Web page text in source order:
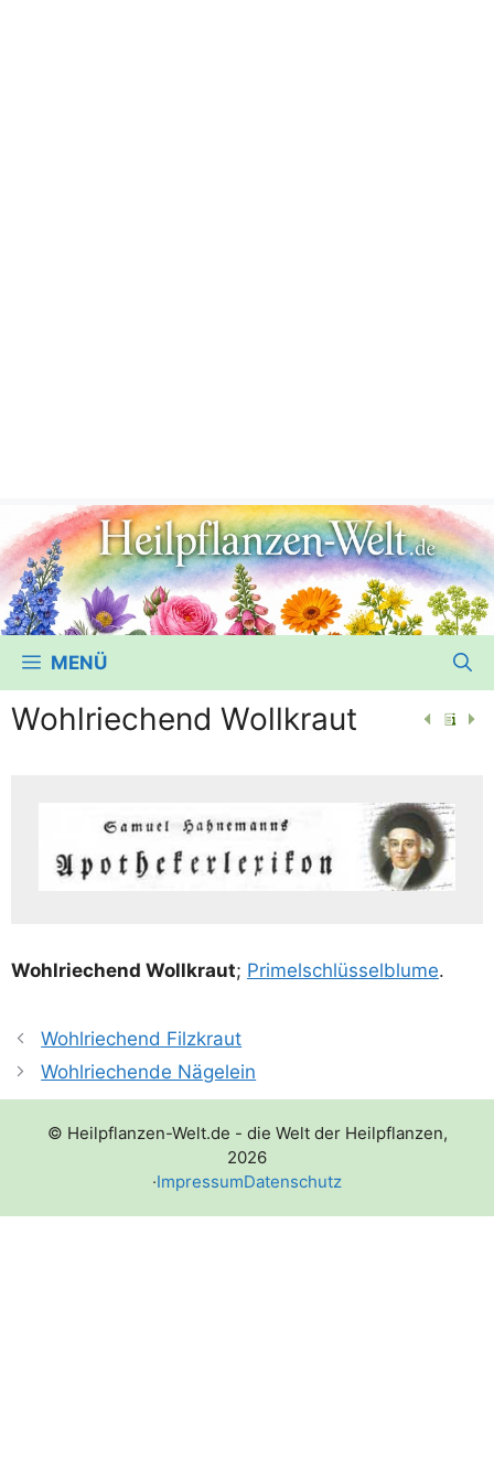
MENÜ
Wohlriechend Wollkraut
Wohl­rie­chend Woll­kraut; Pri­mel­schlüs­sel­blu­me.
Wohlriechend Filzkraut
Wohlriechende Nägelein
© Heilpflanzen-Welt.de - die Welt der Heilpflanzen,
2026
·ImpressumDatenschutz